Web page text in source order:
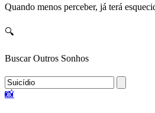
Quando menos perceber, já terá
🔍
Buscar Outros Sonhos
📸